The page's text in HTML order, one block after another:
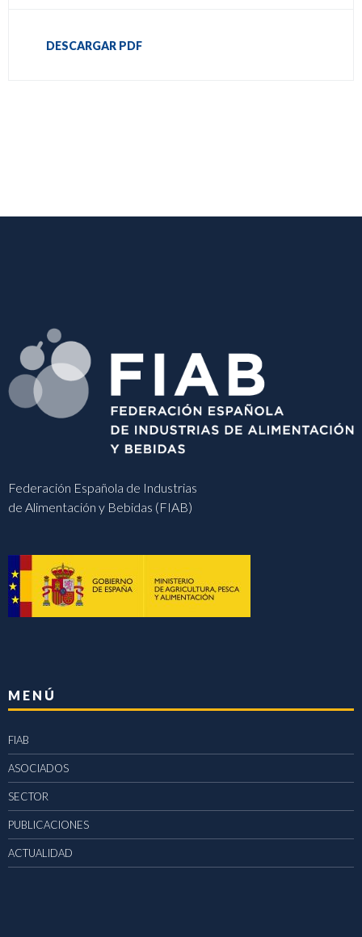
DESCARGAR PDF
Federación Española de Industrias
de Alimentación y Bebidas (FIAB)
MENÚ
FIAB
ASOCIADOS
SECTOR
PUBLICACIONES
ACTUALIDAD